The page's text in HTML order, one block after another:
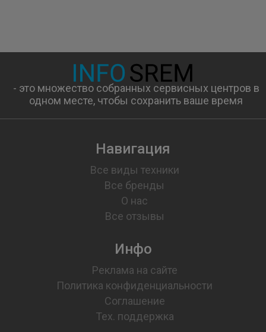
- это множество собранных сервисных центров в
одном месте, чтобы сохранить ваше время
Навигация
Все виды техники
Все бренды
О нас
Все отзывы
Инфо
Реклама на сайте
Политика конфиденциальности
Соглашение
Тех. поддержка